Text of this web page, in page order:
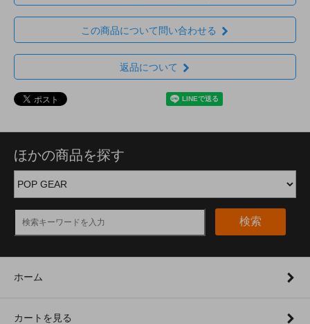
この商品について問い合わせる
返品について
ほかの商品を探す
検索
ホーム
カートを見る